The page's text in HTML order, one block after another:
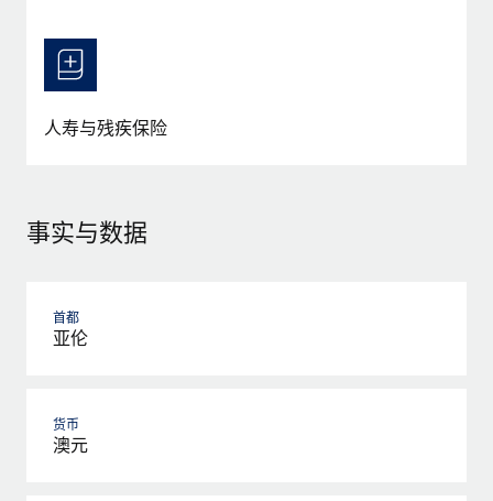
人寿与残疾保险
事实与数据
首都
亚伦
货币
澳元